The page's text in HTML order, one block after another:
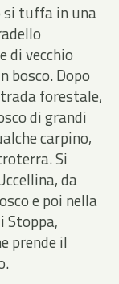
si tuffa in una
di vecchio
bosco. Dopo
forestale,
di grandi
carpino,
Si
da
e poi nella
Stoppa,
prende il